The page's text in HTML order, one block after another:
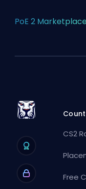
PoE 2 Marketplace
CS2
Free